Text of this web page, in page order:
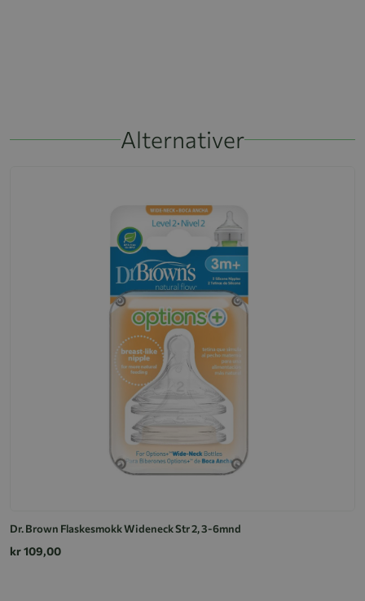
Alternativer
Dr. Brown Flaskesmokk Wideneck Str 2, 3-6mnd
kr 109,00